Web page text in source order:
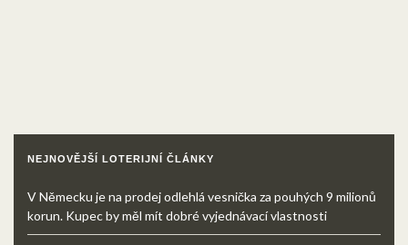
NEJNOVĚJŠÍ LOTERIJNÍ ČLÁNKY
V Německu je na prodej odlehlá vesnička za pouhých 9 milionů
korun. Kupec by měl mít dobré vyjednávací vlastnosti